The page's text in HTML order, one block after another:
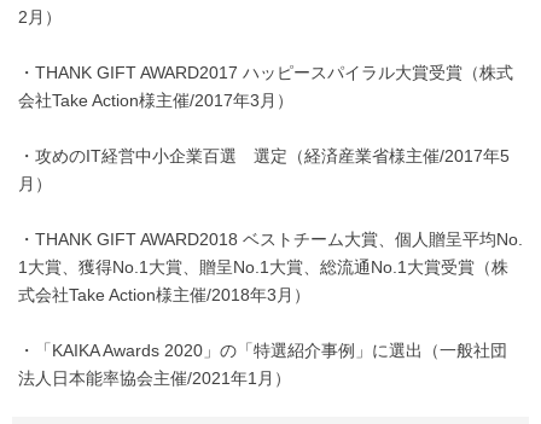
2月）
・THANK GIFT AWARD2017 ハッピースパイラル大賞受賞（株式
会社Take Action様主催/2017年3月）
・攻めのIT経営中小企業百選 選定（経済産業省様主催/2017年5
月）
・THANK GIFT AWARD2018 ベストチーム大賞、個人贈呈平均No.
1大賞、獲得No.1大賞、贈呈No.1大賞、総流通No.1大賞受賞（株
式会社Take Action様主催/2018年3月）
・「KAIKA Awards 2020」の「特選紹介事例」に選出（一般社団
法人日本能率協会主催/2021年1月）